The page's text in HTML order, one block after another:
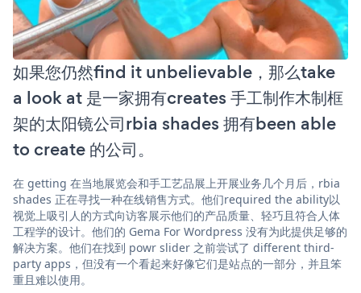
如果您仍然find it unbelievable，那么take
a look at 是一家拥有creates 手工制作木制框
架的太阳镜公司rbia shades 拥有been able
to create 的公司。
在 getting 在当地展览会和手工艺品展上开展业务几个月后，rbia
shades 正在寻找一种在线销售方式。他们required the ability以
视觉上吸引人的方式向访客展示他们的产品质量、轻巧且符合人体
工程学的设计。他们的 Gema For Wordpress 没有为此提供足够的
解决方案。他们在找到 powr slider 之前尝试了 different third-
party apps，但没有一个看起来好像它们是站点的一部分，并且笨
重且难以使用。